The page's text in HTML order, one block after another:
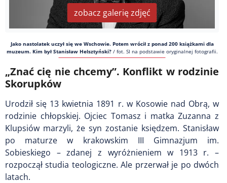
zobacz galerię zdjęć
Jako nastolatek uczył się we Wschowie. Potem wrócił z ponad 200 książkami dla
muzeum. Kim był Stanisław Helsztyński?/ fot. SI na podstawie oryginalnej fotografii.
„Znać cię nie chcemy”. Konflikt w rodzinie
Skorupków
Urodził się 13 kwietnia 1891 r. w Kosowie nad Obrą, w
rodzinie chłopskiej. Ojciec Tomasz i matka Zuzanna z
Klupsiów marzyli, że syn zostanie księdzem. Stanisław
po maturze w krakowskim III Gimnazjum im.
Sobieskiego – zdanej z wyróżnieniem w 1913 r. –
rozpoczął studia teologiczne. Ale przerwał je po dwóch
latach.